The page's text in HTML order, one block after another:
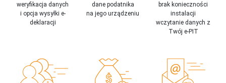
weryfikacja danych
i opcja wysyłki e-
deklaracji
dane podatnika
na jego urządzeniu
brak konieczności
instalacji
wczytanie danych z
Twój e-PIT